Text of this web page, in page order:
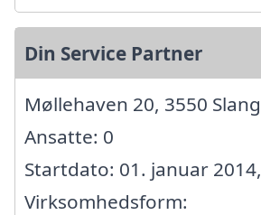
Din Service Partner
Møllehaven 20, 3550
Ansatte: 0
Startdato: 01. januar 2014,
Virksomhedsform: